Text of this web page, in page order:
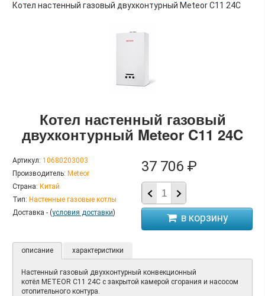
Котел настенный газовый двухконтурный Meteor C11 24C
Котел настенный газовый
двухконтурный Meteor C11 24C
Артикул: 10680203003
Производитель: Meteor
Страна: Китай
Тип: Настенные газовые котлы
Доставка - (условия доставки)
37 706 ₽
описание характеристики
Настенный газовый двухконтурный конвекционный
котёл METEOR C11 24C с закрытой камерой сгорания и насосом
отопительного контура.